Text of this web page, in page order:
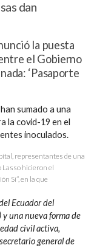
dan
la puesta
el Gobierno
‘Pasaporte
sumado a una
la covid-19 en el
inoculados.
representantes de una
hicieron el
Sí”, en la que
Ecuador del
y una nueva forma de
civil activa,
general de